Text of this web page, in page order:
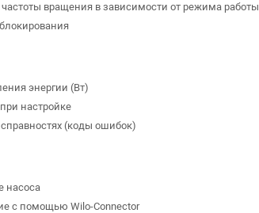
частоты вращения в зависимости от режима работы
энергии (Вт)
настройке
(коды ошибок)
насоса
с помощью Wilo-Connector